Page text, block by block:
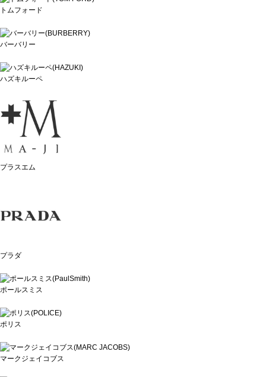
トムフォード
バーバリー
ハズキルーペ
プラスエム
プラダ
ポールスミス
ポリス
マークジェイコブス